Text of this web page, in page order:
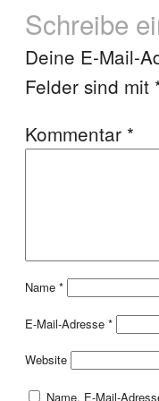
Schreibe
Deine E-Mail-
Felder sind mit
Kommentar *
Name *
E-Mail-Adresse *
Website
Name, E-Mail-